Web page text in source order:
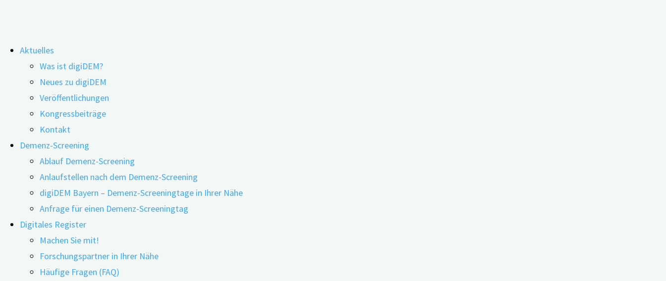
Inhalt
springen
Aktuelles
Was ist digiDEM?
Neues zu digiDEM
Veröffentlichungen
Kongressbeiträge
Kontakt
Demenz-Screening
Ablauf Demenz-Screening
Anlaufstellen nach dem Demenz-Screening
digiDEM Bayern – Demenz-Screeningtage in Ihrer Nähe
Anfrage für einen Demenz-Screeningtag
Digitales Register
Machen Sie mit!
Forschungspartner in Ihrer Nähe
Häufige Fragen (FAQ)
Schlagwort:Demenz
Webinar: Kommunikation mit Menschen mit Demenz – Gespräche führen anhand des Beispiels der Integrativen Validation – mit
Sabine Seipp